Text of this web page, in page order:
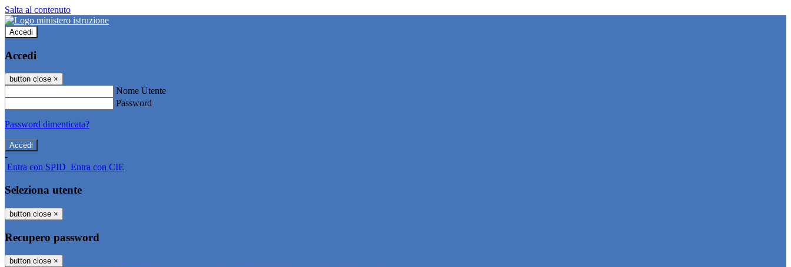
Salta al contenuto
Accedi
Accedi
button close ×
Nome Utente
Password
Password dimenticata?
-
Entra con SPID Entra con CIE
Seleziona utente
button close ×
Recupero password
button close ×